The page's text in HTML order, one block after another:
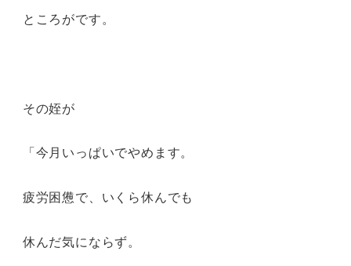
ところがです。
その姪が
「今月いっぱいでやめます。
疲労困憊で、いくら休んでも
休んだ気にならず。